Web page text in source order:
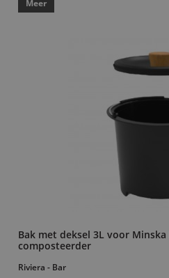
Meer
Bak met deksel 3L voor
composteerder
Riviera - Bar